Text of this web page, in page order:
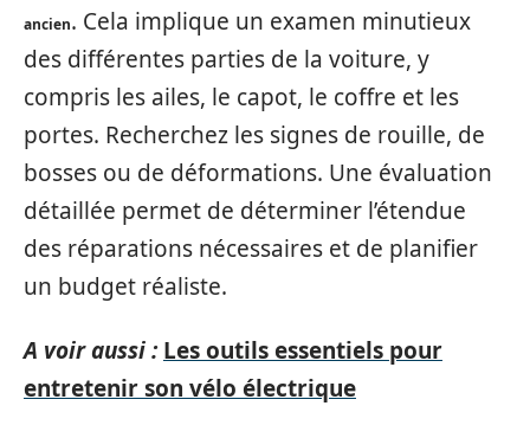
ancien. Cela implique un examen minutieux
des différentes parties de la voiture, y
compris les ailes, le capot, le coffre et les
portes. Recherchez les signes de rouille, de
bosses ou de déformations. Une évaluation
détaillée permet de déterminer l’étendue
des réparations nécessaires et de planifier
un budget réaliste.
A voir aussi : Les outils essentiels pour
entretenir son vélo électrique